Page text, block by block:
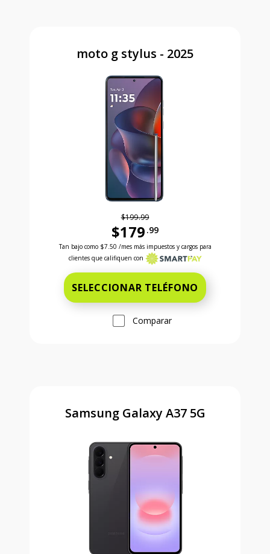
moto g stylus - 2025
$199.99
$179 .99
Antes el precio era 199 dollars and 99 cents
Tan bajo como $7.50 /mes más impuestos y cargos para
clientes que califiquen con
SELECCIONAR TELÉFONO
Comparar
Samsung Galaxy A37 5G